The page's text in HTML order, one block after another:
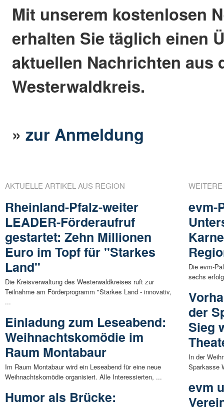
Mit unserem kostenlosen
erhalten Sie täglich einen
aktuellen Nachrichten aus
Westerwaldkreis.
»zur Anmeldung
AKTUELLE ARTIKEL AUS REGION
Rheinland-Pfalz-weiter
LEADER-Förderaufruf
gestartet: Zehn Millionen
Euro im Topf für "Starkes
Land"
Die Kreisverwaltung des Westerwaldkreises ruft zur
Teilnahme am Förderprogramm "Starkes Land - innovativ,
...
Einladung zum Leseabend:
Weihnachtskomödie im
Raum Montabaur
Im Raum Montabaur wird ein Leseabend für eine neue
Weihnachtskomödie organisiert. Alle Interessierten, ...
Humor als Brücke:
evm-
Die evm-
sechs
der
Sieg
In der
Sparkasse
evm